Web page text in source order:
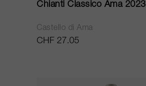
Chianti Classico Ama 2023
Castello di Ama
CHF 27.05